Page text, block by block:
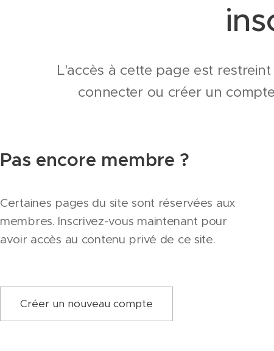
L'accès à cette page est
connecter ou créer un
Pas encore membre ?
Certaines pages du site sont réservées aux
membres. Inscrivez-vous maintenant pour
avoir accès au contenu privé de ce site.
Créer un nouveau compte